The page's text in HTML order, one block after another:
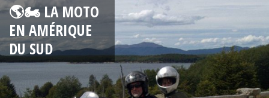
🌎🏍 LA MOTO
EN AMÉRIQUE
DU SUD